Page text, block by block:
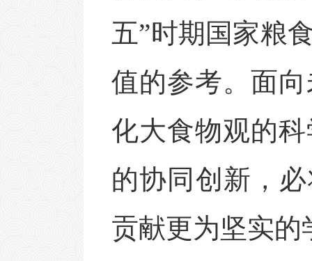
五”时期国家粮
值的参考。面
化大食物观的
的协同创新，
贡献更为坚实